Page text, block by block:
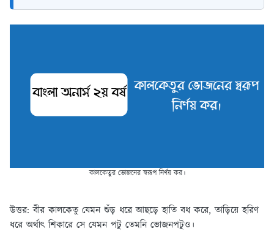
কালকেতুর ভোজনের স্বরূপ নির্ণয় কর।
উত্তর:বীর কালকেতু যেমন শুঁড় ধরে আছড়ে হাতি বধ করে, তাড়িয়ে হরিণ
ধরে অর্থাৎ শিকারে সে যেমন পটু তেমনি ভোজনপটুও।